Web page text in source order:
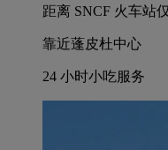
距离 SNCF 火车站
靠近蓬皮杜中心
24 小时小吃服务